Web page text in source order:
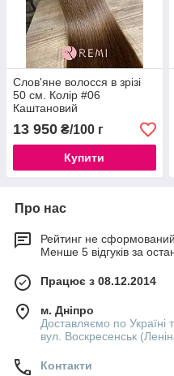
Слов'яне волосся в зрізі
50 см. Колір #06
Каштановий
13 950 ₴/100 г
Купити
Про нас
Рейтинг не сформований
Менше 5 відгуків за
Працює з 08.12.2014
м. Дніпро
Доставляємо по Україні
вул. Воскресенськ
Контакти